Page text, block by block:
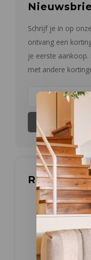
Schrijf je in op
ontvang een
je eerste
met andere
Abonneer
Reviews